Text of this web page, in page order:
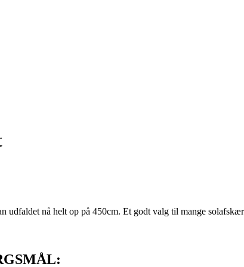
nå helt op på 450cm. Et godt valg til mange